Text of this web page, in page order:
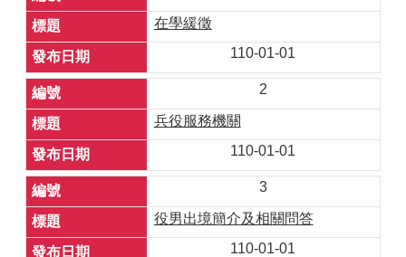
在學緩徵
110-01-01
2
兵役服務機關
110-01-01
3
役男出境簡介及相關問答
110-01-01